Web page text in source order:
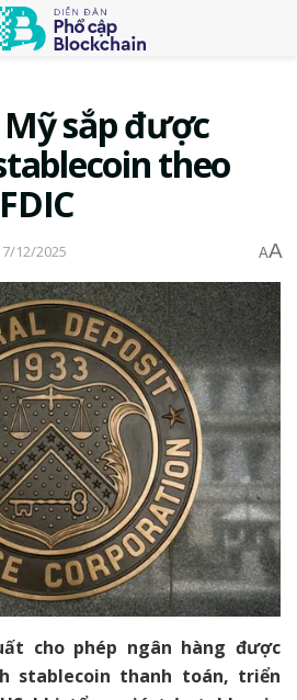
sắp được
theo
12/2025 AA
cho phép ngân hàng được
stablecoin thanh toán, triển